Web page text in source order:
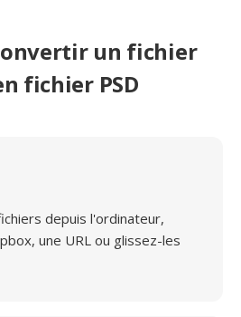
un fichier
fichier PSD
depuis l'ordinateur,
une URL ou glissez-les